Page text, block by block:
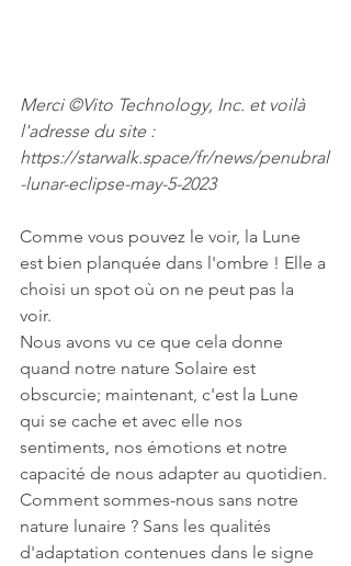
Merci ©Vito Technology, Inc. et voilà
l'adresse du site :
https://starwalk.space/fr/news/penubral
-lunar-eclipse-may-5-2023
Comme vous pouvez le voir, la Lune
est bien planquée dans l'ombre ! Elle a
choisi un spot où on ne peut pas la
voir.
Nous avons vu ce que cela donne
quand notre nature Solaire est
obscurcie; maintenant, c'est la Lune
qui se cache et avec elle nos
sentiments, nos émotions et notre
capacité de nous adapter au quotidien.
Comment sommes-nous sans notre
nature lunaire ? Sans les qualités
d'adaptation contenues dans le signe